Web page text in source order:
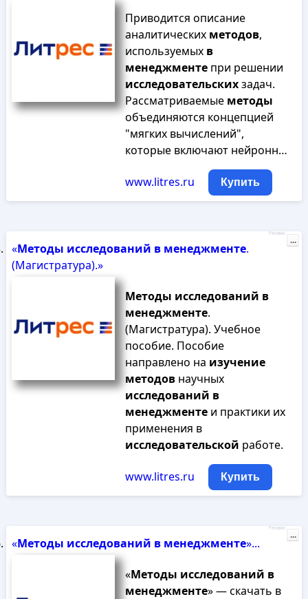
Приводится описание
аналитических методов,
используемых в
менеджментепри решении
исследовательскихзадач.
Рассматриваемые методы
объединяются концепцией
"мягких вычислений",
которые включают нейронн…
www.litres.ru Купить
«Методы исследований в менеджменте.
(Магистратура).»
Методы исследований в
менеджменте.
(Магистратура). Учебное
пособие. Пособие
направлено на изучение
методовнаучных
исследований в
менеджментеи практики их
применения в
исследовательской работе.
www.litres.ru Купить
Реклама
...
«Методы исследований в менеджменте»...
«Методы исследований в
менеджменте» — скачать в
Реклама
...